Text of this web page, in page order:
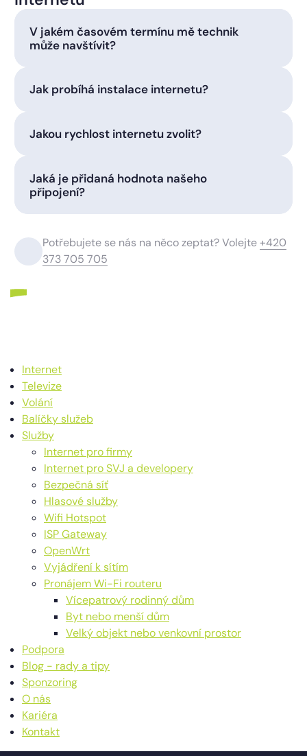
V jakém časovém termínu mě technik
může navštívit?
Jak probíhá instalace internetu?
Jakou rychlost internetu zvolit?
Jaká je přidaná hodnota našeho
připojení?
Potřebujete se nás na něco zeptat? Volejte+420
373 705 705
Internet
Televize
Volání
Balíčky služeb
Služby
Internet pro firmy
Internet pro SVJ a developery
Bezpečná síť
Hlasové služby
Wifi Hotspot
ISP Gateway
OpenWrt
Vyjádření k sítím
Pronájem Wi-Fi routeru
Vícepatrový rodinný dům
Byt nebo menší dům
Velký objekt nebo venkovní prostor
Podpora
Blog - rady a tipy
Sponzoring
O nás
Kariéra
Kontakt